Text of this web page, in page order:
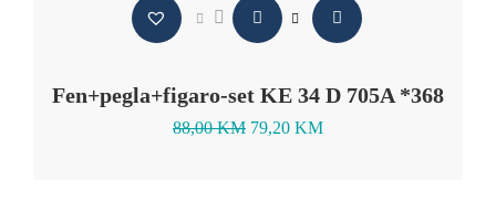
Fen+pegla+figaro-set KE 34 D 705A *368
88,00KM 79,20 KM